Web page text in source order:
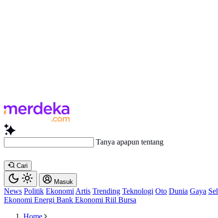
Tanya apapun ten
Cari
Masuk
News Politik Ekonomi Artis Trending Teknologi Oto Dunia Gaya
Ekonomi Energi Bank Ekonomi Riil Bursa
Home